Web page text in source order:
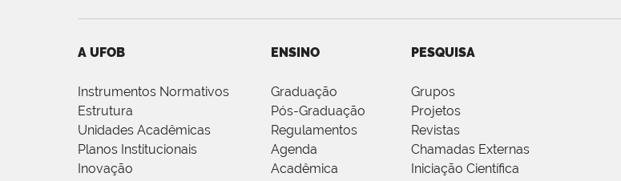
A UFOB
Instrumentos Normativos
Estrutura
Unidades Acadêmicas
Planos Institucionais
Inovação
ENSINO
Graduação
Pós-Graduação
Regulamentos
Agenda
Acadêmica
PESQUISA
Grupos
Projetos
Revistas
Chamadas Externas
Iniciação Científica